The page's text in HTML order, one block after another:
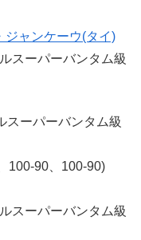
ジャンケーウ(タイ)
スーパーバンタム級
スーパーバンタム級
100-90、100-90)
スーパーバンタム級